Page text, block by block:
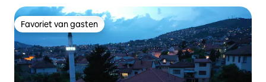
Favoriet van gasten
Favoriet van gasten